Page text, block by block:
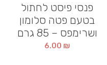
פנסי פיסט לחתול
בטעם פטה סלומון
ושרימפס – 85 גרם
6.00 ₪